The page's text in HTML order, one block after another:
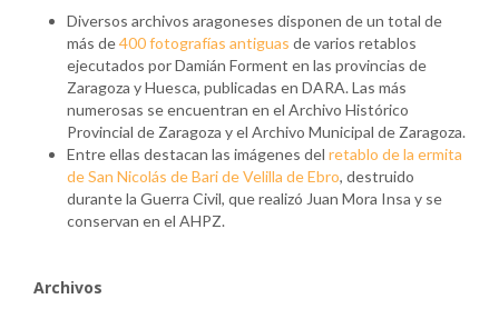
Diversos archivos aragoneses disponen de un total de
más de400 fotografías antiguas de varios retablos
ejecutados por Damián Forment en las provincias de
Zaragoza y Huesca, publicadas en DARA. Las más
numerosas se encuentran en el Archivo Histórico
Provincial de Zaragoza y el Archivo Municipal de Zaragoza.
Entre ellas destacan las imágenes del retablo de la ermita
de San Nicolás de Bari de Velilla de Ebro, destruido
durante la Guerra Civil, que realizó Juan Mora Insa y se
conservan en el AHPZ.
Archivos